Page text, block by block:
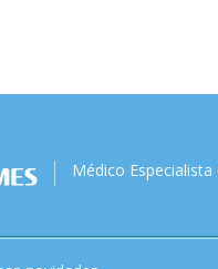
Médico